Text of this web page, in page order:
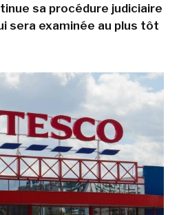
sa procédure judiciaire
sera examinée au plus tôt